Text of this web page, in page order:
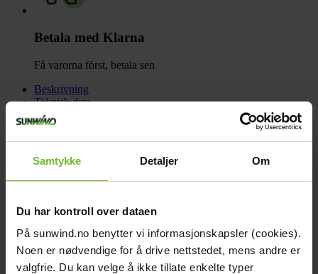
Samtykke Detaljer Om
Du har kontroll over dataen
På sunwind.no benytter vi informasjonskapsler (cookies).
Noen er nødvendige for å drive nettstedet, mens andre er
valgfrie. Du kan velge å ikke tillate enkelte typer
Betala med Klarna
Få varorna först, betala sen
Beskrivning
Teknisk data
Dokument
Recensioner
Liknande produkter
Frakt och villkor
En ny version av vår pålitliga och populära
med ännu längre batteritid.
Batteridrivetgaslarmsom varnar för propan, butan, narkosgaser,
koldioxid, och rök. Perfekt för användning i stuga, hem, husvagn
och båt.